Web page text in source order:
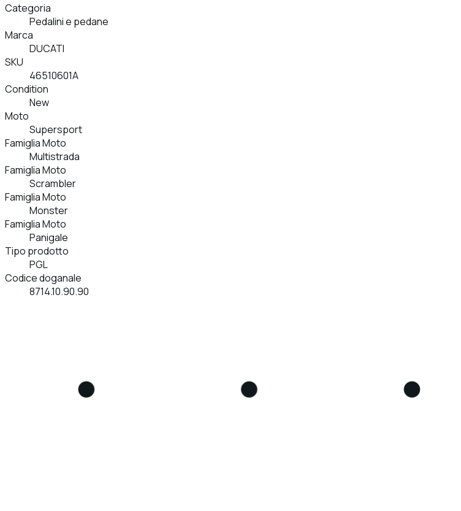
Categoria
Pedalini e pedane
Marca
DUCATI
SKU
46510601A
Condition
New
Moto
Supersport
Famiglia Moto
Multistrada
Famiglia Moto
Scrambler
Famiglia Moto
Monster
Famiglia Moto
Panigale
Tipo prodotto
PGL
Codice doganale
8714.10.90.90